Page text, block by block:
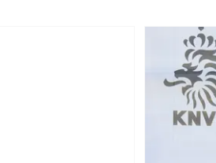
Buitenveldert tot zwemmen bij
sportgemeenschap. Blijf